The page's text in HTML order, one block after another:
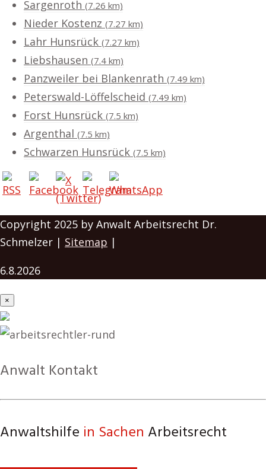
Sargenroth (7.26 km)
Nieder Kostenz (7.27 km)
Lahr Hunsrück (7.27 km)
Liebshausen (7.4 km)
Panzweiler bei Blankenrath (7.49 km)
Peterswald-Löffelscheid (7.49 km)
Forst Hunsrück (7.5 km)
Argenthal (7.5 km)
Schwarzen Hunsrück (7.5 km)
Copyright 2025 by Anwalt Arbeitsrecht Dr.
Schmelzer | Sitemap |
6.8.2026
×
Anwalt Kontakt
Anwaltshilfe in Sachen Arbeitsrecht